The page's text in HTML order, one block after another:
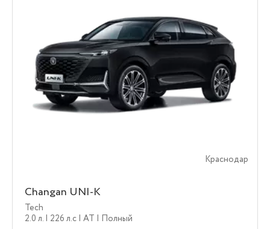
Краснодар
Changan UNI-K
Tech
2.0 л. | 226 л.c | AT | Полный